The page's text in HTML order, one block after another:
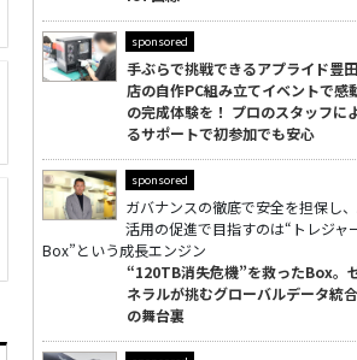
sponsored
手ぶらで挑戦できるアプライド豊田
店の自作PC組み立てイベントで感
の完成体験を！ プロのスタッフに
るサポートで初参加でも安心
sponsored
ガバナンスの徹底で安全を担保し
活用の促進で目指すのは“トレジャ
Box”という成長エンジン
“120TB消失危機”を救ったBox。
ネラルが挑むグローバルデータ統合
の舞台裏